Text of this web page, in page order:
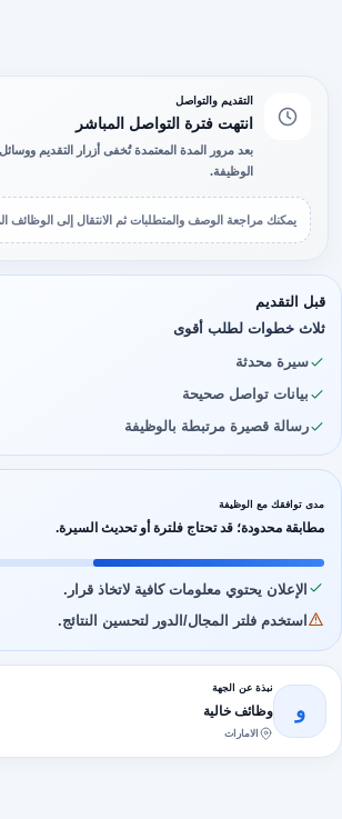
التقديم والتواصل
انتهت فترة التواصل المباشر
بعد مرور المدة المعتمدة تُخفى أزرار التقديم
الوظيفة.
يمكنك مراجعة الوصف والمتطلبات ثم الانتقال إلى الوظائف
قبل التقديم
ثلاث خطوات لطلب أقوى
سيرة محدثة
بيانات تواصل صحيحة
رسالة قصيرة مرتبطة بالوظيفة
مدى توافقك مع الوظيفة
مطابقة محدودة؛ قد تحتاج فلترة أو تحديث السيرة.
الإعلان يحتوي معلومات كافية لاتخاذ قرار.
استخدم فلتر المجال/الدور لتحسين النتائج.
و
نبذة عن الجهة
وظائف خالية
الامارات